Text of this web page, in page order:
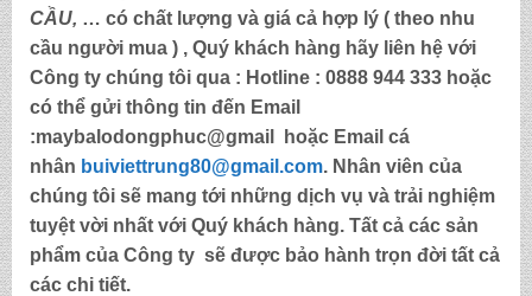
CẦU, … có chất lượng và giá cả hợp lý ( theo nhu
cầu người mua ) , Quý khách hàng hãy liên hệ với
Công ty chúng tôi qua : Hotline : 0888 944 333hoặc
có thể gửi thông tin đến Email
:maybalodongphuc@gmail
hoặc Email cá
nhân buiviettrung80@gmail.com. Nhân viên của
chúng tôi sẽ mang tới những dịch vụ và trải nghiệm
tuyệt vời nhất với Quý khách hàng. Tất cả các sản
phẩm của Công ty sẽ được bảo hành trọn đời tất cả
các chi tiết.